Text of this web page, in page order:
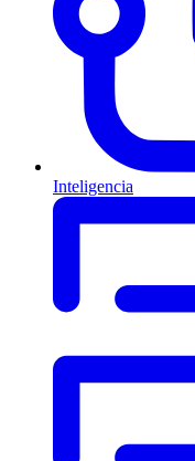
Inteligencia